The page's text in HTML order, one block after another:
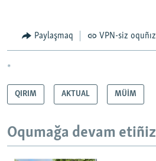
Paylaşmaq VPN-siz oquñız
*
QIRIM AKTUAL MÜİM
Oqumağa devam etiñiz